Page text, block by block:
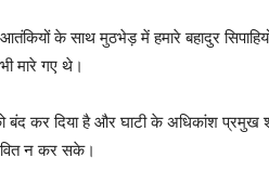
के साथ मुठभेड़ में हमारे बहादुर
मारे गए थे।
बंद कर दिया है और घाटी के अधिकांश प्रमुख
न कर सके।